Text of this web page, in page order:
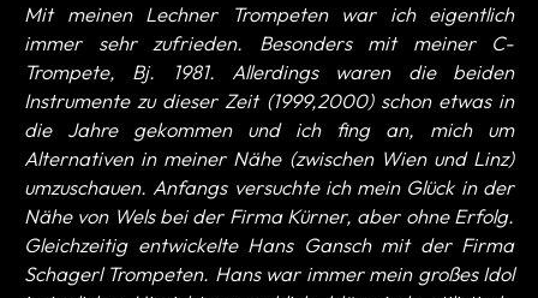
Mit meinen Lechner Trompeten war ich eigentlich
immer sehr zufrieden. Besonders mit meiner C-
Trompete, Bj. 1981. Allerdings waren die beiden
Instrumente zu dieser Zeit (1999,2000) schon etwas in
die Jahre gekommen und ich fing an, mich um
Alternativen in meiner Nähe (zwischen Wien und Linz)
umzuschauen. Anfangs versuchte ich mein Glück in der
Nähe von Wels bei der Firma Kürner, aber ohne Erfolg.
Gleichzeitig entwickelte Hans Gansch mit der Firma
Schagerl Trompeten. Hans war immer mein großes Idol